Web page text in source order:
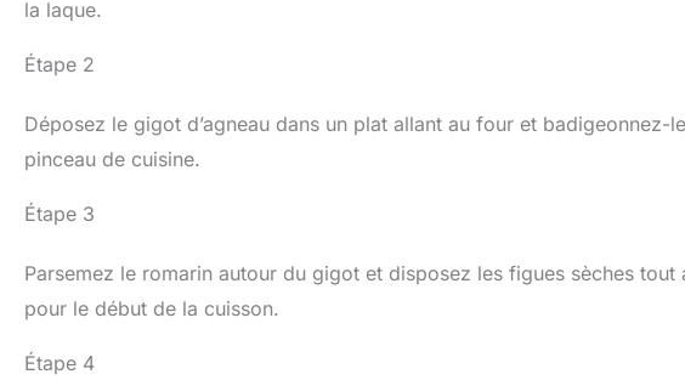
la laque.
Étape 2
Déposez le gigot d’agneau dans un plat allant au four et badigeonnez-
pinceau de cuisine.
Étape 3
Parsemez le romarin autour du gigot et disposez les figues sèches
pour le début de la cuisson.
Étape 4